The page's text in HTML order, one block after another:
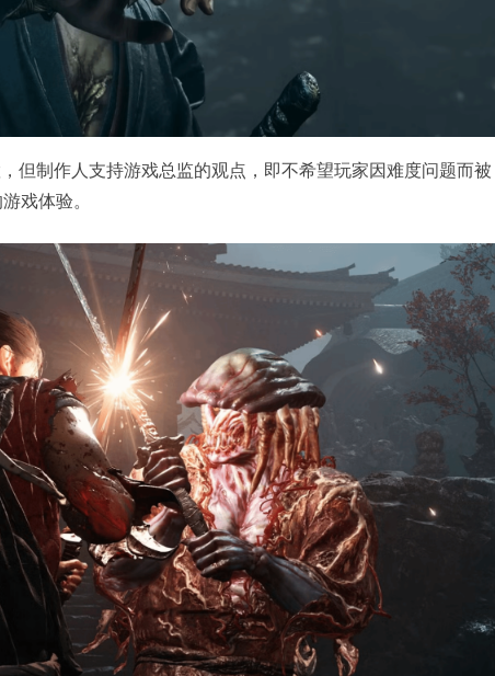
但制作人支持游戏总监的观点，即不希望玩家因难度问题而被
戏体验。